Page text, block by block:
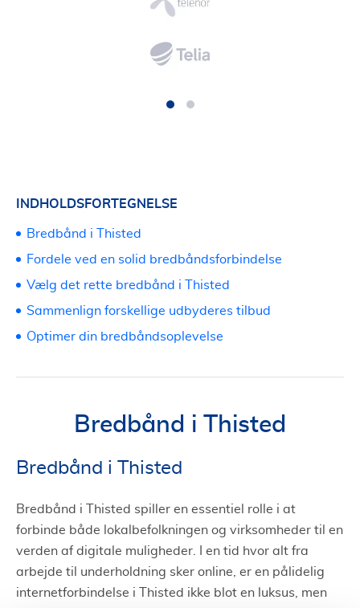
Bredbånd i Thisted
Bredbånd i Thisted
Bredbånd i Thisted spiller en essentiel rolle i at
forbinde både lokalbefolkningen og virksomheder til en
verden af digitale muligheder. I en tid hvor alt fra
arbejde til underholdning sker online, er en pålidelig
internetforbindelse i Thisted ikke blot en luksus, men
INDHOLDSFORTEGNELSE
Bredbånd i Thisted
Fordele ved en solid bredbåndsforbindelse
Vælg det rette bredbånd i Thisted
Sammenlign forskellige udbyderes tilbud
Optimer din bredbåndsoplevelse